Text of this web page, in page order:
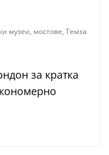
музеи, мостове, Темза
за кратка